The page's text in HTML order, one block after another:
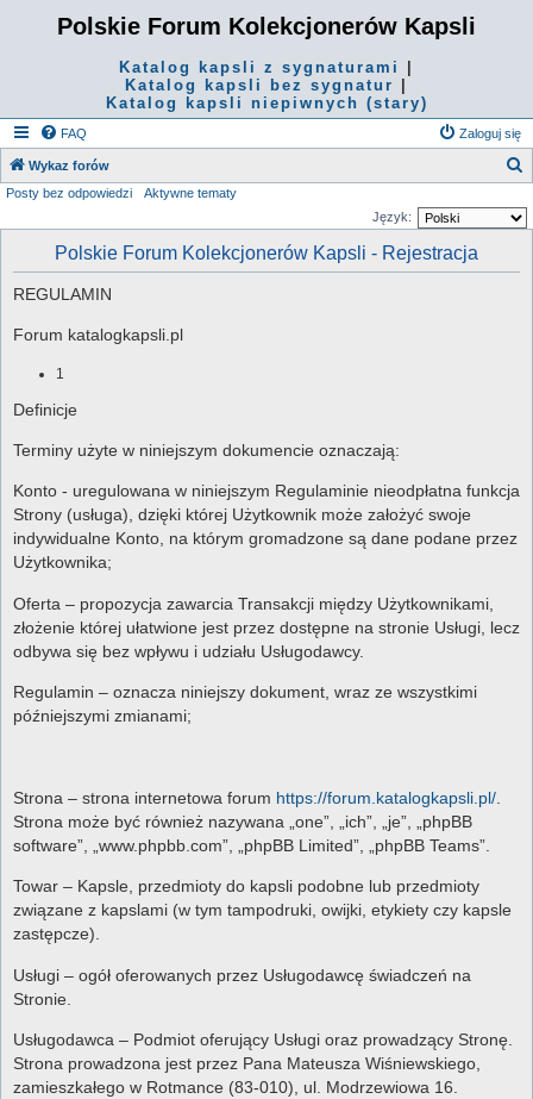
Polskie Forum Kolekcjonerów Kapsli
Katalog kapsli z sygnaturami
Katalog kapsli bez sygnatur
Katalog kapsli niepiwnych (stary)
FAQ Zaloguj się
Wykaz forów
Posty bez odpowiedzi
Aktywne tematy
Język:
Polskie Forum Kolekcjonerów Kapsli - Rejestracja
REGULAMIN
Forum katalogkapsli.pl
1
Definicje
Terminy użyte w niniejszym dokumencie oznaczają:
Konto - uregulowana w niniejszym Regulaminie nieodpłatna funkcja
Strony (usługa), dzięki której Użytkownik może założyć swoje
indywidualne Konto, na którym gromadzone są dane podane przez
Użytkownika;
Oferta – propozycja zawarcia Transakcji między Użytkownikami,
złożenie której ułatwione jest przez dostępne na stronie Usługi, lecz
odbywa się bez wpływu i udziału Usługodawcy.
Regulamin – oznacza niniejszy dokument, wraz ze wszystkimi
późniejszymi zmianami;
Strona – strona internetowa forum https://forum.katalogkapsli.pl/
Strona może być również nazywana „one”, „ich”, „je”, „phpBB
software”, „www.phpbb.com”, „phpBB Limited”, „phpBB Teams”.
Towar – Kapsle, przedmioty do kapsli podobne lub przedmioty
związane z kapslami (w tym tampodruki, owijki, etykiety czy kapsle
zastępcze).
Usługi – ogół oferowanych przez Usługodawcę świadczeń na
Stronie.
Usługodawca – Podmiot oferujący Usługi oraz prowadzący Stronę.
Strona prowadzona jest przez Pana Mateusza Wiśniewskiego,
zamieszkałego w Rotmance (83-010), ul. Modrzewiowa 16.